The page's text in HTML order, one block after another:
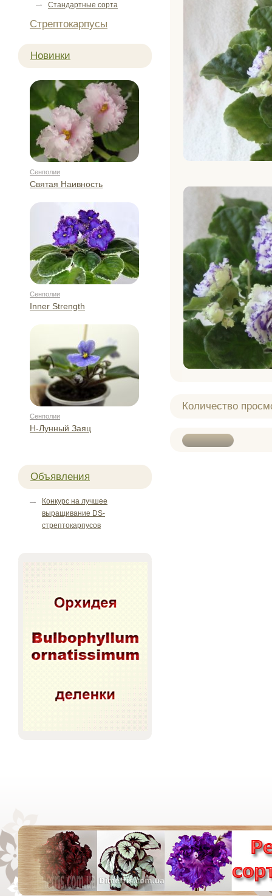
Количество
Стандартные сорта
Стрептокарпусы
Новинки
Сенполии
Святая Наивность
Сенполии
Inner Strength
Сенполии
Н-Лунный Заяц
Объявления
Конкурс на лучшее
выращивание DS-
стрептокарпусов